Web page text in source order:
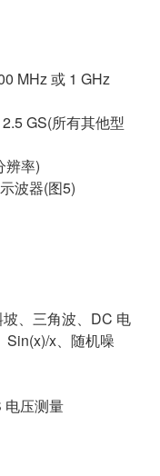
MHz 或 1 GHz
GS(所有其他型
辨率)
、三角波、DC 电
Sin(x)/x、随机噪
电压测量